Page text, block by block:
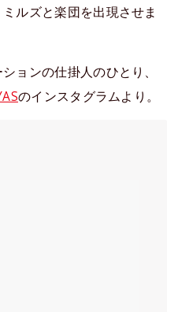
ルズと楽団を出現させま
ョンの仕掛人のひとり、
のインスタグラムより。